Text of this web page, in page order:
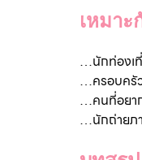
เหมาะ
…นักท่องเ
…ครอบครั
…คนที่อยา
…นักถ่ายภ